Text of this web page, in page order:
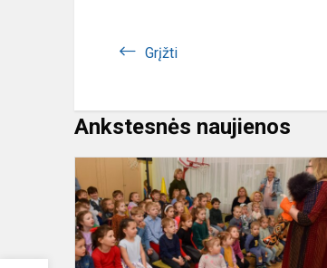
Grįžti
Ankstesnės naujienos